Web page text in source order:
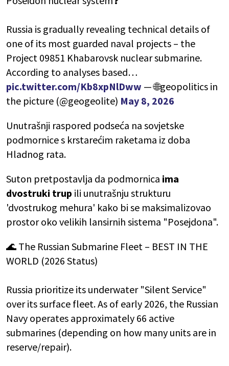
Russia is gradually revealing technical details of
one of its most guarded naval projects – the
Project 09851 Khabarovsk nuclear submarine.
According to analyses based…
pic.twitter.com/Kb8xpNlDww — 🌐geopolitics in
the picture (@geogeolite) May 8, 2026
Unutrašnji raspored podseća na sovjetske
podmornice s krstarećim raketama iz doba
Hladnog rata.
Suton pretpostavlja da podmornica ima
dvostruki trup ili unutrašnju strukturu
'dvostrukog mehura' kako bi se maksimalizovao
prostor oko velikih lansirnih sistema "Posejdona".
🌊 The Russian Submarine Fleet – BEST IN THE
WORLD (2026 Status)
Russia prioritize its underwater "Silent Service"
over its surface fleet. As of early 2026, the Russian
Navy operates approximately 66 active
submarines (depending on how many units are in
reserve/repair).